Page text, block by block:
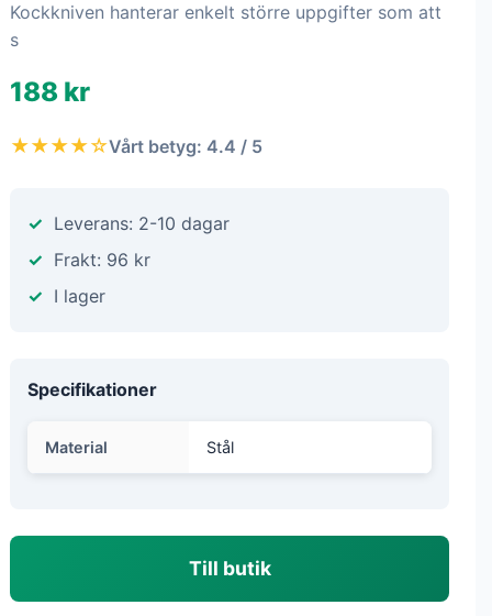
Kockkniven hanterar enkelt större uppgifter som att
s
188 kr
★★★★☆Vårt betyg: 4.4 / 5
Leverans: 2-10 dagar
Frakt: 96 kr
I lager
Specifikationer
Material Stål
Till butik